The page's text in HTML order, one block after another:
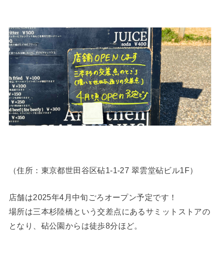
（住所：東京都世田谷区砧1-1-27 翠雲堂砧ビル1F）
店舗は2025年4月中旬ごろオープン予定です！
場所は三本杉陸橋という交差点にあるサミットストアの
となり、砧公園からは徒歩8分ほど。